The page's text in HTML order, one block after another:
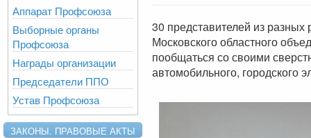
Аппарат Профсоюза
Выборные органы
Профсоюза
Награды организации
Председатели ППО
Устав Профсоюза
ЗАКОНЫ. ПРАВОВЫЕ АКТЫ
30 представителей из
Московского областного
пообщаться со своими
автомобильного, городского